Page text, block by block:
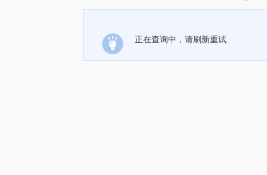
正在查询中，请刷新重试